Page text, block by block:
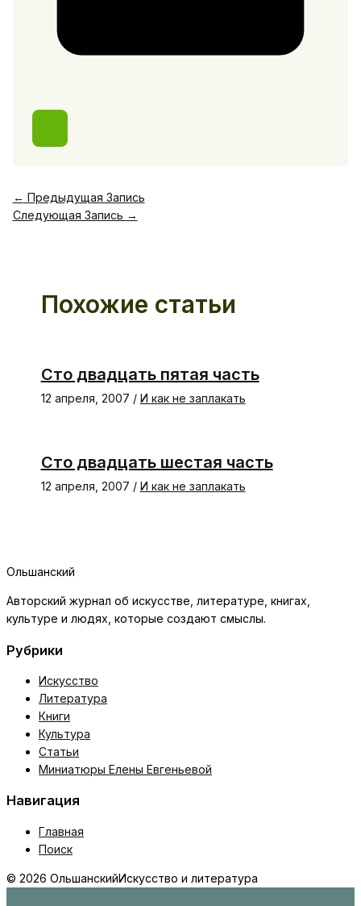
← Предыдущая Запись
Следующая Запись →
Похожие статьи
Сто двадцать пятая часть
12 апреля, 2007 / И как не заплакать
Сто двадцать шестая часть
12 апреля, 2007 / И как не заплакать
Ольшанский
Авторский журнал об искусстве, литературе, книгах,
культуре и людях, которые создают смыслы.
Рубрики
Искусство
Литература
Книги
Культура
Статьи
Миниатюры Елены Евгеньевой
Навигация
Главная
Поиск
© 2026 ОльшанскийИскусство и литература